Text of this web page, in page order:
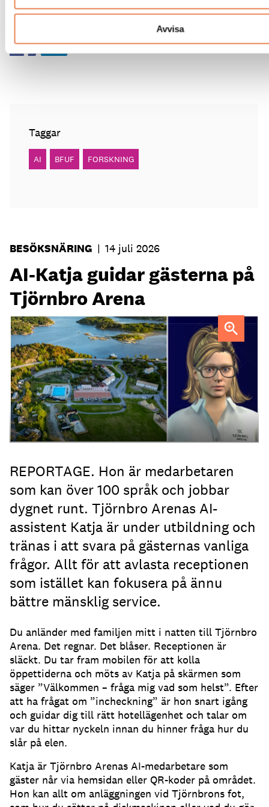
Avvisa
Dela artikeln:
Taggar
AI BFUF FORSKNING
BESÖKSNÄRING | 14 juli 2026
AI-Katja guidar gästerna på
Tjörnbro Arena
AI-medarbetaren Katja tillträdde i tjänst i april.
REPORTAGE. Hon är medarbetaren
som kan över 100 språk och jobbar
dygnet runt. Tjörnbro Arenas AI-
assistent Katja är under utbildning och
tränas i att svara på gästernas vanliga
frågor. Allt för att avlasta receptionen
som istället kan fokusera på ännu
bättre mänsklig service.
Du anländer med familjen mitt i natten till Tjörnbro
Arena. Det regnar. Det blåser. Receptionen är
släckt. Du tar fram mobilen för att kolla
öppettiderna och möts av Katja på skärmen som
säger ”Välkommen – fråga mig vad som helst”. Efter
att ha frågat om ”incheckning” är hon snart igång
och guidar dig till rätt hotellägenhet och talar om
var du hittar nyckeln innan du hinner fråga hur du
slår på elen.
Katja är Tjörnbro Arenas AI-medarbetare som
gäster når via hemsidan eller QR-koder på området.
Hon kan allt om anläggningen vid Tjörnbrons fot,